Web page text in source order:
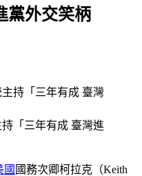
黨外交笑柄
「三年有成 臺灣進
國 國務次卿柯拉克（Keith